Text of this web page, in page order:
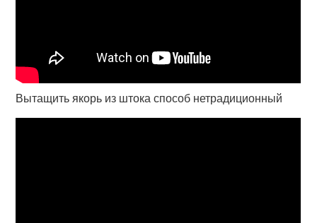
Вытащить якорь из штока способ нетрадиционный